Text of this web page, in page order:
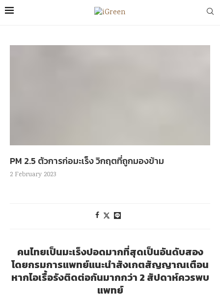
PM 2.5 ตัวการก่อมะเร็ง วิกฤตที่ถูกมองข้าม
2 February 2023
คนไทยเป็นมะเร็งปอดมากที่สุดเป็นอันดับสอง
โดยกรมการแพทย์แนะนำสังเกตสัญญาณเตือน
หากไอเรื้อรังติดต่อกันมากกว่า 2 สัปดาห์ควรพบ
แพทย์